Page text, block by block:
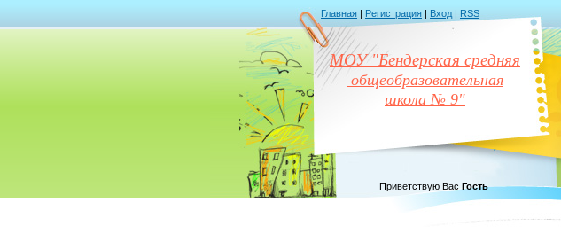
Главная | Регистрация | Вход | RSS
МОУ "Бендерская средняя
общеобразовательная
школа № 9"
Приветствую Вас Гость